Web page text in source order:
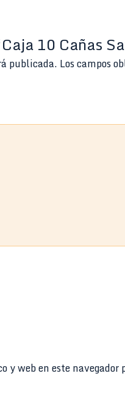
10 Cañas
publicada. Los campos
y web en este